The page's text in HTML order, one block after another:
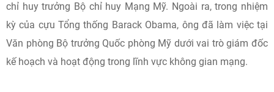
chỉ huy trưởng Bộ chỉ huy Mạng Mỹ. Ngoài ra, trong nhiệm
kỳ của cựu Tổng thống Barack Obama, ông đã làm việc tại
Văn phòng Bộ trưởng Quốc phòng Mỹ dưới vai trò giám đốc
kế hoạch và hoạt động trong lĩnh vực không gian mạng.